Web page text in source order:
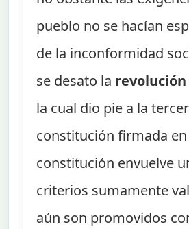
pueblo no se hacían
de la inconformidad
se desato la
la cual dio pie a la
constitución firmada en
constitución envuelve
criterios sumamente
aún son promovidos